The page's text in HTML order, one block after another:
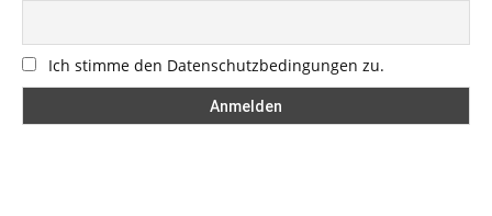
Ich stimme den Datenschutzbedingungen zu.